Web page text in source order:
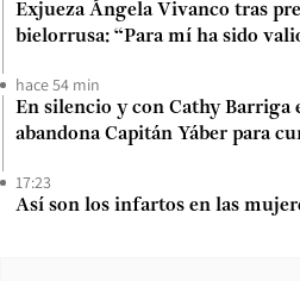
Exjueza Ángela Vivanco tras
bielorrusa: “Para mí ha sido
hace 54 min
En silencio y con Cathy Barriga
abandona Capitán Yáber para
17:23
Así son los infartos en las